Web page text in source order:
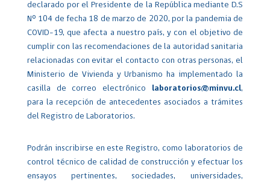
declarado por el Presidente de la República mediante D.S
Nº 104 de fecha 18 de marzo de 2020, por la pandemia de
COVID–19, que afecta a nuestro país, y con el objetivo de
cumplir con las recomendaciones de la autoridad sanitaria
relacionadas con evitar el contacto con otras personas, el
Ministerio de Vivienda y Urbanismo ha implementado la
casilla de correo electrónico laboratorios@minvu.cl,
para la recepción de antecedentes asociados a trámites
del Registro de Laboratorios.
Podrán inscribirse en este Registro, como laboratorios de
control técnico de calidad de construcción y efectuar los
ensayos pertinentes, sociedades, universidades,